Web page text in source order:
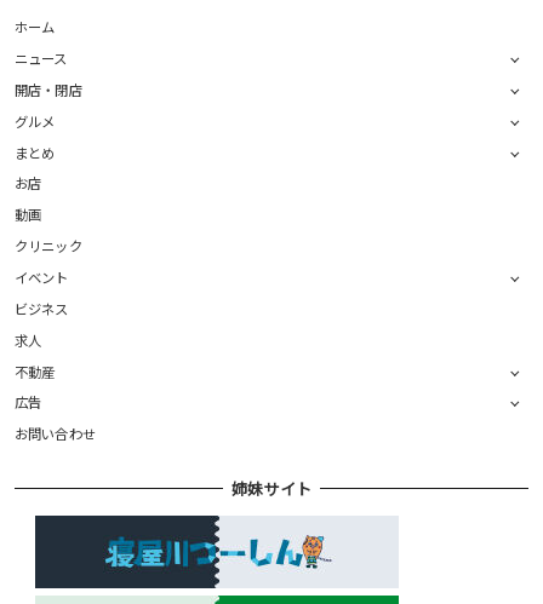
ホーム
ニュース
開店・閉店
グルメ
まとめ
お店
動画
クリニック
イベント
ビジネス
求人
不動産
広告
お問い合わせ
姉妹サイト